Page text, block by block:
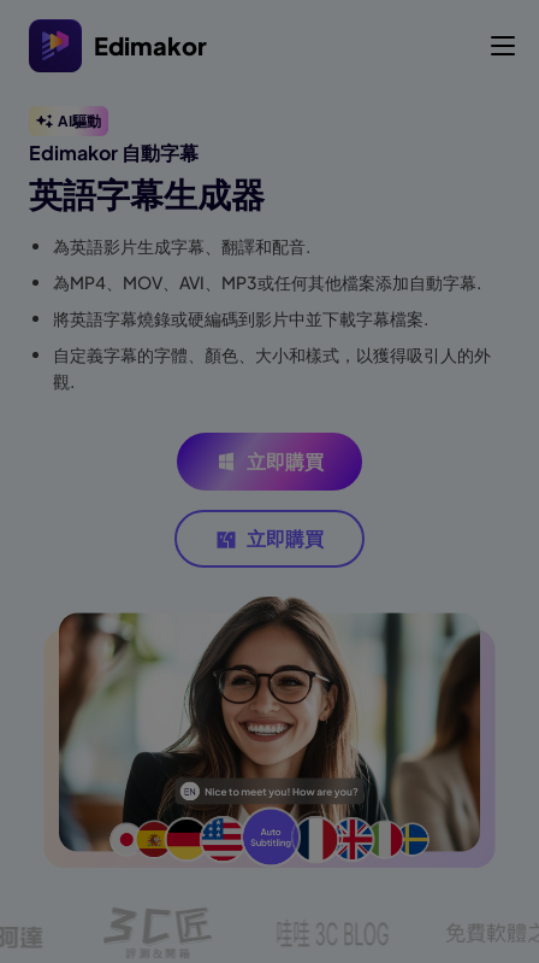
Edimakor
Edimakor 自動字幕
AI驅動
英語字幕生成器
為英語影片生成字幕、翻譯和配音.
為MP4、MOV、AVI、MP3或任何其他檔案添加自動字幕.
將英語字幕燒錄或硬編碼到影片中並下載字幕檔案.
自定義字幕的字體、顏色、大小和樣式，以獲得吸引人的外
觀.
立即購買
立即購買